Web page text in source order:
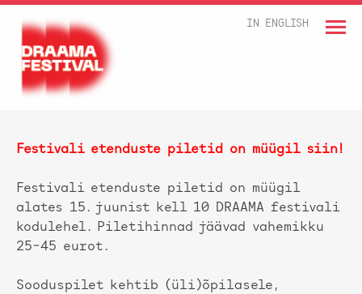
IN ENGLISH
Festivali etenduste piletid on müügil siin!
Festivali etenduste piletid on müügil
alates 15. juunist kell 10 DRAAMA festivali
kodulehel. Piletihinnad jäävad vahemikku
25–45 eurot.
Sooduspilet kehtib (üli)õpilasele,